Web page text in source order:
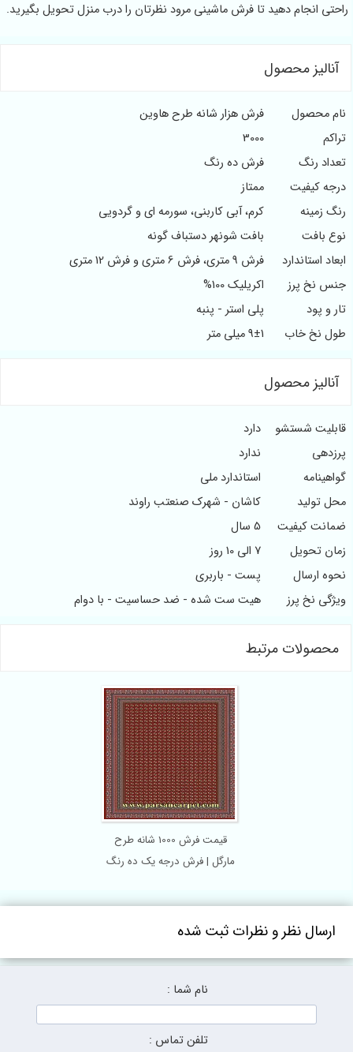
راحتی انجام دهید تا فرش ماشینی مرود نظرتان را درب منزل تحویل بگیرید.
آنالیز محصول
نام محصول
فرش هزار شانه طرح هاوین
تراکم
3000
تعداد رنگ
فرش ده رنگ
درجه کیفیت
ممتاز
رنگ زمینه
کرم، آبی کاربنی، سورمه ای و گردویی
نوع بافت
بافت شونهر دستباف گونه
ابعاد استاندارد
فرش 9 متری، فرش 6 متری و فرش 12 متری
جنس نخ پرز
اکریلیک 100%
تار و پود
پلی استر - پنبه
طول نخ خاب
9±1 میلی متر
آنالیز محصول
قابلیت شستشو
دارد
پرزدهی
ندارد
گواهینامه
استاندارد ملی
محل تولید
کاشان - شهرک صنعتب راوند
ضمانت کیفیت
5 سال
زمان تحویل
7 الی 10 روز
نحوه ارسال
پست - باربری
ویژگی نخ پرز
هیت ست شده - ضد حساسیت - با دوام
محصولات مرتبط
قیمت فرش 1000 شانه طرح
مارگل | فرش درجه یک ده رنگ
ارسال نظر و نظرات ثبت شده
نام شما :
تلفن تماس :